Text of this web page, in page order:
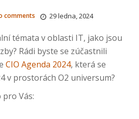
29 ledna, 2024
comments
témata v oblasti IT, jako jsou
Rádi byste se zúčastnili
CIO Agenda 2024, která se
v prostorách O2 universum?
Vás: